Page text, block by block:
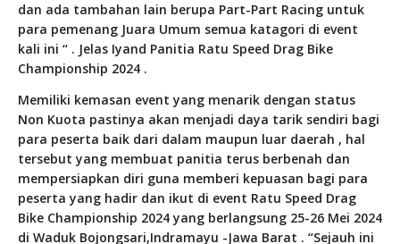
dan ada tambahan lain berupa Part-Part Racing untuk
para pemenang Juara Umum semua katagori di event
kali ini “ . Jelas Iyand Panitia Ratu Speed Drag Bike
Championship 2024 .
Memiliki kemasan event yang menarik dengan status
Non Kuota pastinya akan menjadi daya tarik sendiri bagi
para peserta baik dari dalam maupun luar daerah , hal
tersebut yang membuat panitia terus berbenah dan
mempersiapkan diri guna memberi kepuasan bagi para
peserta yang hadir dan ikut di event Ratu Speed Drag
Bike Championship 2024 yang berlangsung 25-26 Mei 2024
di Waduk Bojongsari,Indramayu -Jawa Barat . “Sejauh ini